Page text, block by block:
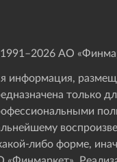
2026АО
информация,
только
либо форме,